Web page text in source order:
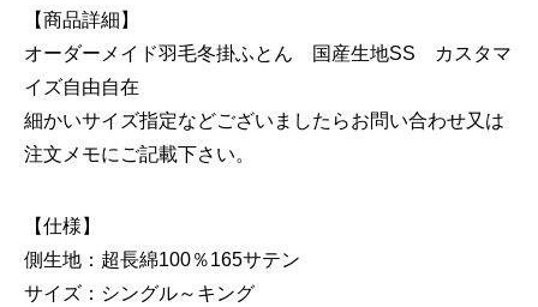
【商品詳細】
オーダーメイド羽毛冬掛ふとん 国産生地SS カスタマ
イズ自由自在
細かいサイズ指定などございましたらお問い合わせ又は
注文メモにご記載下さい。
【仕様】
側生地：超長綿100％165サテン
サイズ：シングル～キング